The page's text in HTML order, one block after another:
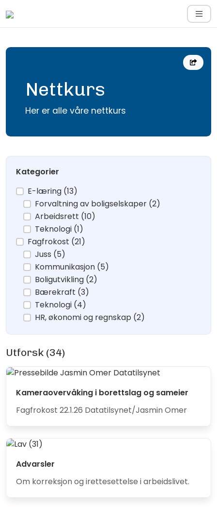
Nettkurs
Her er alle våre nettkurs
Kategorier
E-læring (13)
Forvaltning av boligselskaper (2)
Arbeidsrett (10)
Teknologi (1)
Fagfrokost (21)
Juss (5)
Kommunikasjon (5)
Boligutvikling (2)
Bærekraft (3)
Teknologi (4)
HR, økonomi og regnskap (2)
Utforsk (34)
Kameraovervåking i borettslag og sameier
Fagfrokost 22.1.26 Datatilsynet/Jasmin Omer
Advarsler
Om korreksjon og irettesettelse i arbeidslivet.